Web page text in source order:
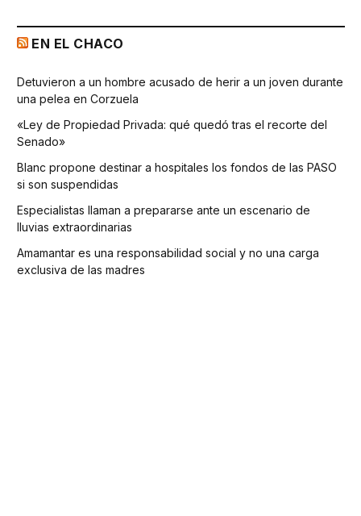
EN EL CHACO
Detuvieron a un hombre acusado de herir a un joven durante
una pelea en Corzuela
«Ley de Propiedad Privada: qué quedó tras el recorte del
Senado»
Blanc propone destinar a hospitales los fondos de las PASO
si son suspendidas
Especialistas llaman a prepararse ante un escenario de
lluvias extraordinarias
Amamantar es una responsabilidad social y no una carga
exclusiva de las madres